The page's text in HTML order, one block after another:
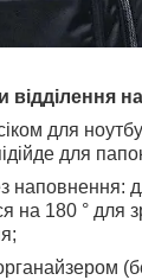
відділення
для
для
наповнення:
на 180 ° для